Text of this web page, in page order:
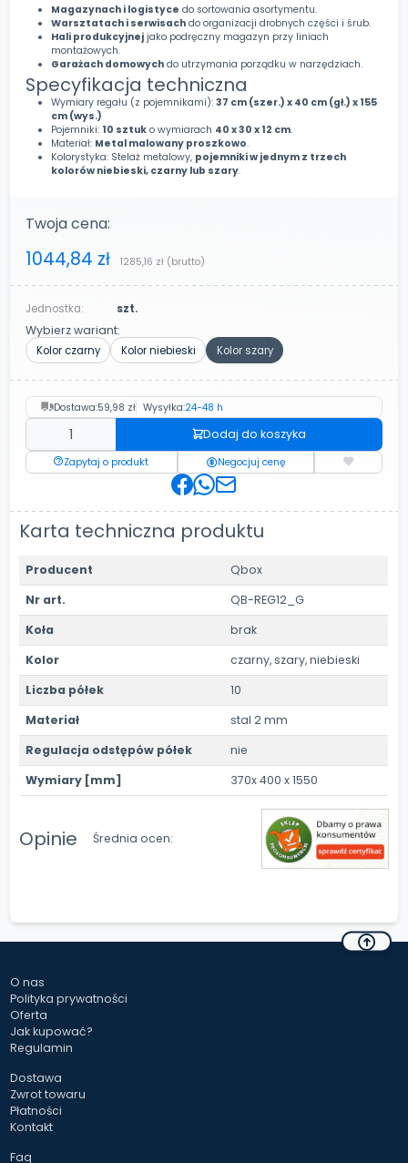
Magazynach i logistyce do sortowania asortymentu.
Warsztatach i serwisach do organizacji drobnych części i śrub.
Hali produkcyjnej jako podręczny magazyn przy liniach
montażowych.
Garażach domowych do utrzymania porządku w narzędziach.
Specyfikacja techniczna
Wymiary regału (z pojemnikami):37 cm (szer.) x 40 cm (gł.) x 155
cm (wys.)
Pojemniki: 10 sztuk o wymiarach 40 x 30 x 12 cm.
Materiał: Metal malowany proszkowo.
Kolorystyka: Stelaż metalowy, pojemniki w jednym z trzech
kolorów niebieski, czarny lub szary.
Twoja cena:
1044,84 zł 1285,16 zł (brutto)
Jednostka: szt.
Wybierz wariant:
Kolor czarny Kolor niebieski Kolor szary
Dostawa:59,98 zł Wysyłka:24-48 h
Dodaj do koszyka
Zapytaj o produkt Negocjuj cenę
Karta techniczna produktu
Producent
Qbox
Nr art.
QB-REG12_G
Koła
brak
Kolor
czarny, szary, niebieski
Liczba półek
10
Materiał
stal 2 mm
Regulacja odstępów półek
nie
Wymiary [mm]
370x 400 x 1550
Opinie Średnia ocen:
O nas
Polityka prywatności
Oferta
Jak kupować?
Regulamin
Dostawa
Zwrot towaru
Płatności
Kontakt
Faq